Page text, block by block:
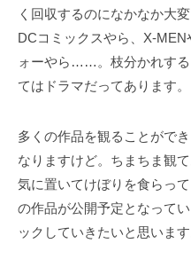
く回収するのになかなか大
DCコミックスやら、X-
ォーやら……。枝分かれする
てはドラマだってあります。
多くの作品を観ることがで
なりますけど。ちまちま観
気に置いてけぼりを食らっ
の作品が公開予定となって
ックしていきたいと思います